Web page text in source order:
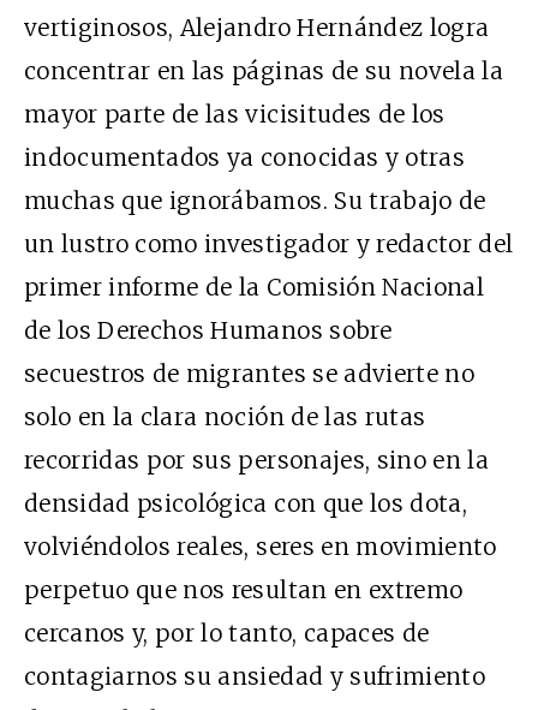
vertiginosos, Alejandro Hernández logra
concentrar en las páginas de su novela la
mayor parte de las vicisitudes de los
indocumentados ya conocidas y otras
muchas que ignorábamos. Su trabajo de
un lustro como investigador y redactor del
primer informe de la Comisión Nacional
de los Derechos Humanos sobre
secuestros de migrantes se advierte no
solo en la clara noción de las rutas
recorridas por sus personajes, sino en la
densidad psicológica con que los dota,
volviéndolos reales, seres en movimiento
perpetuo que nos resultan en extremo
cercanos y, por lo tanto, capaces de
contagiarnos su ansiedad y sufrimiento